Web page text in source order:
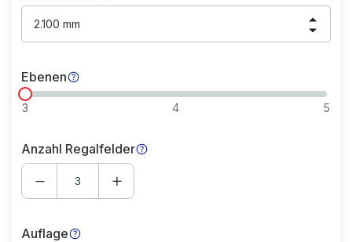
2.100 mm
Ebenen
3 4 5
Anzahl Regalfelder
Auflage